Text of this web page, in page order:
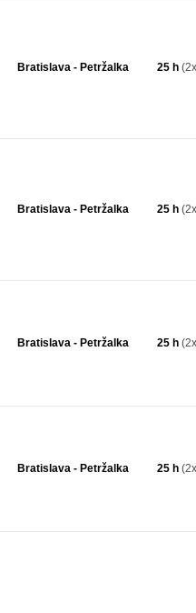
Bratislava - Petržalka 25 h
Bratislava - Petržalka 25 h
Bratislava - Petržalka 25 h
Bratislava - Petržalka 25 h